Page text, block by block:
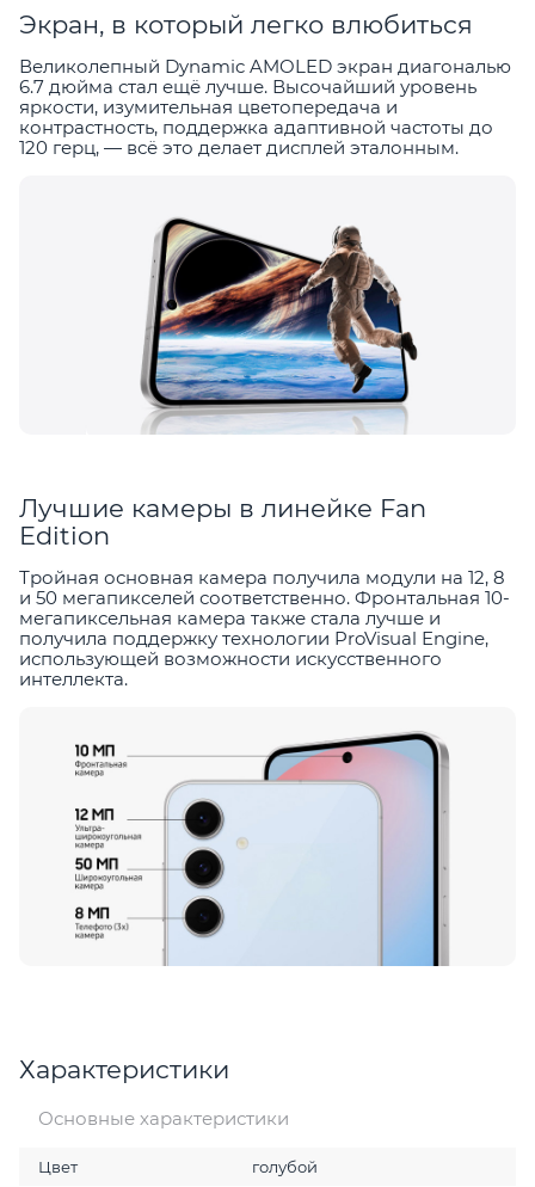
Экран, в который легко влюбиться
Великолепный Dynamic AMOLED экран диагональю
6.7 дюйма стал ещё лучше. Высочайший уровень
яркости, изумительная цветопередача и
контрастность, поддержка адаптивной частоты до
120 герц, — всё это делает дисплей эталонным.
Лучшие камеры в линейке Fan
Edition
Тройная основная камера получила модули на 12, 8
и 50 мегапикселей соответственно. Фронтальная 10-
мегапиксельная камера также стала лучше и
получила поддержку технологии ProVisual Engine,
использующей возможности искусственного
интеллекта.
Характеристики
Основные характеристики
Цвет голубой